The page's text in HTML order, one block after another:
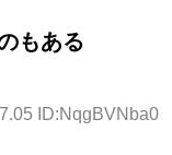
もある
ID:NqgBVNba0